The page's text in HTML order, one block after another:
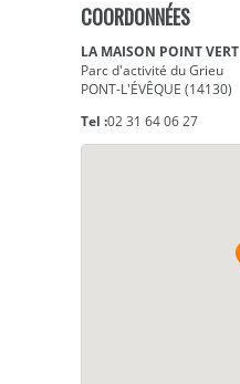
COORDONNÉES
LA MAISON POINT VERT
Parc d'activité du Grieu
PONT-L'ÉVÊQUE (14130)
Tel :02 31 64 06 27